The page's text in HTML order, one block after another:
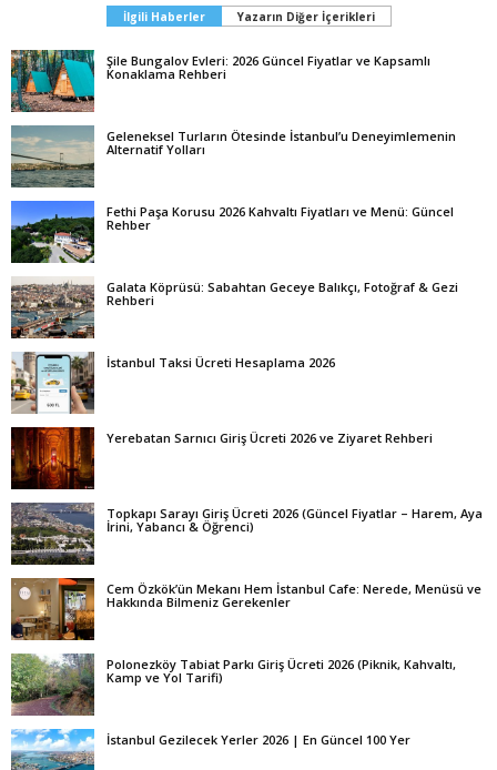
İlgili Haberler Yazarın Diğer İçerikleri
Şile Bungalov Evleri: 2026 Güncel Fiyatlar ve Kapsamlı
Konaklama Rehberi
Geleneksel Turların Ötesinde İstanbul’u Deneyimlemenin
Alternatif Yolları
Fethi Paşa Korusu 2026 Kahvaltı Fiyatları ve Menü: Güncel
Rehber
Galata Köprüsü: Sabahtan Geceye Balıkçı, Fotoğraf & Gezi
Rehberi
İstanbul Taksi Ücreti Hesaplama 2026
Yerebatan Sarnıcı Giriş Ücreti 2026 ve Ziyaret Rehberi
Topkapı Sarayı Giriş Ücreti 2026 (Güncel Fiyatlar – Harem, Aya
İrini, Yabancı & Öğrenci)
Cem Özkök’ün Mekanı Hem İstanbul Cafe: Nerede, Menüsü ve
Hakkında Bilmeniz Gerekenler
Polonezköy Tabiat Parkı Giriş Ücreti 2026 (Piknik, Kahvaltı,
Kamp ve Yol Tarifi)
İstanbul Gezilecek Yerler 2026 | En Güncel 100 Yer